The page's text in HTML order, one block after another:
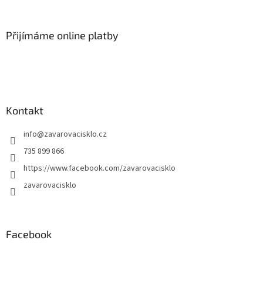
Přijímáme online platby
Kontakt
info@zavarovacisklo.cz
735 899 866
https://www.facebook.com/zavarovacisklo
zavarovacisklo
Facebook